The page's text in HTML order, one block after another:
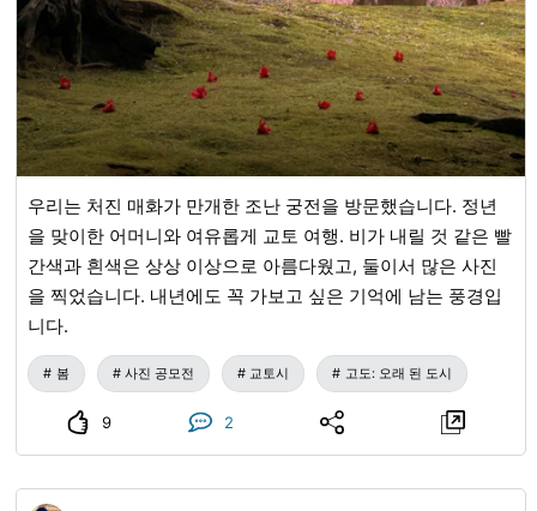
우리는 처진 매화가 만개한 조난 궁전을 방문했습니다. 정년
을 맞이한 어머니와 여유롭게 교토 여행. 비가 내릴 것 같은 빨
간색과 흰색은 상상 이상으로 아름다웠고, 둘이서 많은 사진
을 찍었습니다. 내년에도 꼭 가보고 싶은 기억에 남는 풍경입
니다.
봄 사진 공모전 교토시 고도: 오래 된 도시
9 2